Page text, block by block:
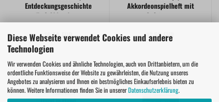
Diese Webseite verwendet Cookies und andere
Technologien
Wir verwenden Cookies und ähnliche Technologien, auch von Drittanbietern, um die
ordentliche Funktionsweise der Website zu gewährleisten, die Nutzung unseres
Angebotes zu analysieren und Ihnen ein bestmögliches Einkaufserlebnis bieten zu
können. Weitere Informationen finden Sie in unsererDatenschutzerklärung.
Entdeckungsgeschichte
für 2 Akkordeons
16,50 EUR
Akkordeonspielheft mit
2. Stimme
12,50 EUR